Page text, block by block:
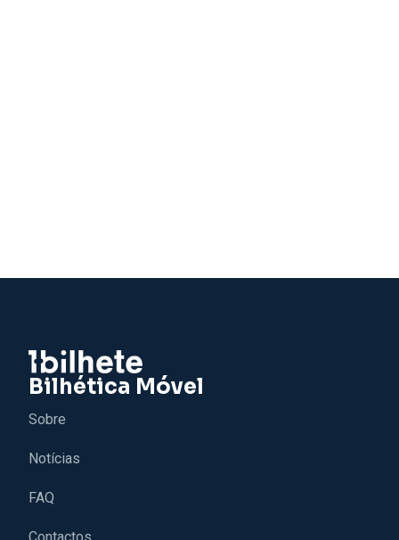
Bilhética Móvel
Sobre
Notícias
FAQ
Contactos